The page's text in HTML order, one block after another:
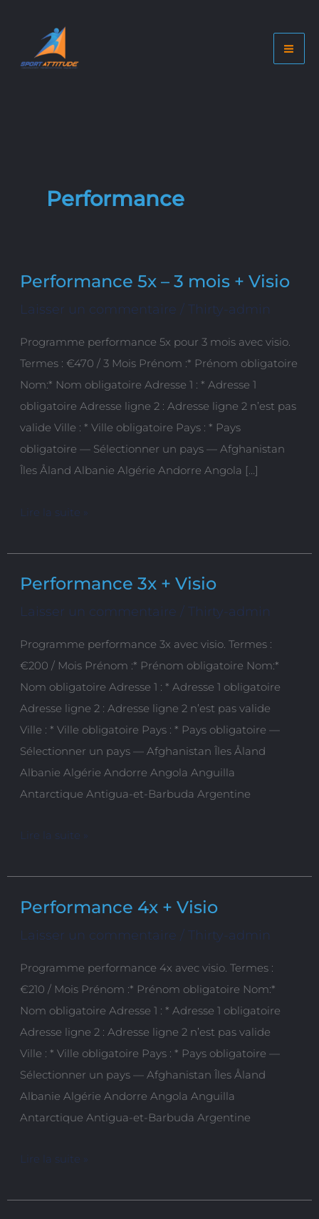
contenu
Performance
Performance 5x – 3 mois + Visio
Laisser un commentaire / Thirty-admin
Programme performance 5x pour 3 mois avec visio.
Termes : €470 / 3 Mois Prénom :* Prénom obligatoire
Nom:* Nom obligatoire Adresse 1 : * Adresse 1
obligatoire Adresse ligne 2 : Adresse ligne 2 n’est pas
valide Ville : * Ville obligatoire Pays : * Pays
obligatoire — Sélectionner un pays — Afghanistan
Îles Åland Albanie Algérie Andorre Angola […]
Performance
5x
3
mois
+
Visio
Lire la suite »
Performance 3x + Visio
Laisser un commentaire / Thirty-admin
Programme performance 3x avec visio. Termes :
€200 / Mois Prénom :* Prénom obligatoire Nom:*
Nom obligatoire Adresse 1 : * Adresse 1 obligatoire
Adresse ligne 2 : Adresse ligne 2 n’est pas valide
Ville : * Ville obligatoire Pays : * Pays obligatoire —
Sélectionner un pays — Afghanistan Îles Åland
Albanie Algérie Andorre Angola Anguilla
Antarctique Antigua-et-Barbuda Argentine
Performance
3x
Visio
Lire la suite »
Performance 4x + Visio
Laisser un commentaire / Thirty-admin
Programme performance 4x avec visio. Termes :
€210 / Mois Prénom :* Prénom obligatoire Nom:*
Nom obligatoire Adresse 1 : * Adresse 1 obligatoire
Adresse ligne 2 : Adresse ligne 2 n’est pas valide
Ville : * Ville obligatoire Pays : * Pays obligatoire —
Sélectionner un pays — Afghanistan Îles Åland
Albanie Algérie Andorre Angola Anguilla
Antarctique Antigua-et-Barbuda Argentine
Performance
4x
Visio
Lire la suite »